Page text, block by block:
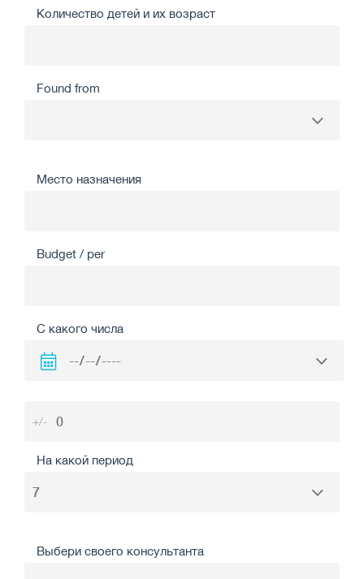
Количество детей и их возраст
Found from
Место назначения
Budget / per
С какого числа
+/-
На какой период
Выбери своего консультанта